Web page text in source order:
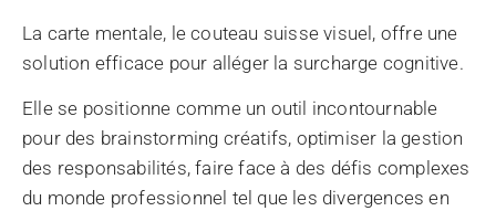
La carte mentale, le couteau suisse visuel, offre une
solution efficace pour alléger la surcharge cognitive.
Elle se positionne comme un outil incontournable
pour des brainstorming créatifs, optimiser la gestion
des responsabilités, faire face à des défis complexes
du monde professionnel tel que les divergences en